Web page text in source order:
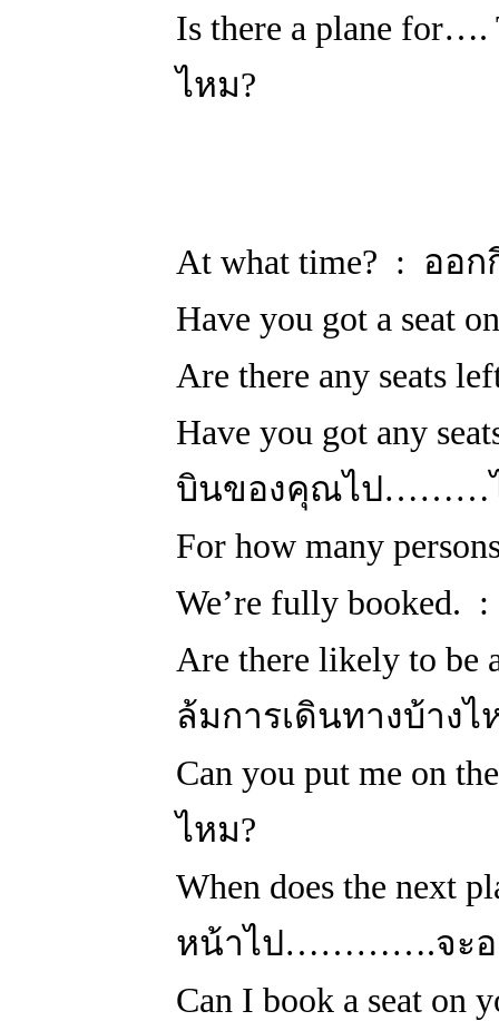
Is there a plane
ไหม?
At what time? : ออก
Have you got a
Are there any seats
Have you got any
บินของคุณไป………
For how many
We’re fully
Are there likely to
ล้มการเดินทางบ้างไ
Can you put me on
ไหม?
When does the next
หน้าไป………….จะอ
Can I book a seat